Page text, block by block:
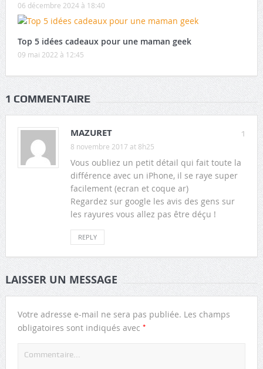
06 décembre 2024 à 18:40
Top 5 idées cadeaux pour une maman geek
09 mai 2022 à 12:45
1 COMMENTAIRE
1
MAZURET
8 novembre 2017 at 8h25
Vous oubliez un petit détail qui fait toute la
différence avec un iPhone, il se raye super
facilement (ecran et coque ar)
Regardez sur google les avis des gens sur
les rayures vous allez pas être déçu !
REPLY
LAISSER UN MESSAGE
Votre adresse e-mail ne sera pas publiée. Les champs
obligatoires sont indiqués avec *